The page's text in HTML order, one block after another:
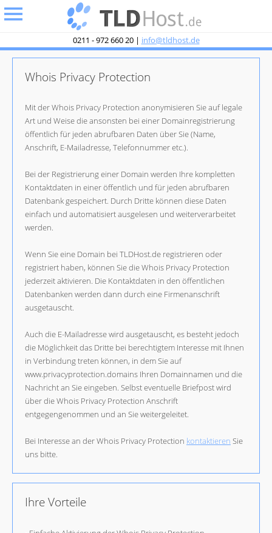
0211 - 972 660 20 | info@tldhost.de
Whois Privacy Protection
Mit der Whois Privacy Protection anonymisieren Sie auf legale
Art und Weise die ansonsten bei einer Domainregistrierung
öffentlich für jeden abrufbaren Daten über Sie (Name,
Anschrift, E-Mailadresse, Telefonnummer etc.).
Bei der Registrierung einer Domain werden Ihre kompletten
Kontaktdaten in einer öffentlich und für jeden abrufbaren
Datenbank gespeichert. Durch Dritte können diese Daten
einfach und automatisiert ausgelesen und weiterverarbeitet
werden.
Wenn Sie eine Domain bei TLDHost.de registrieren oder
registriert haben, können Sie die Whois Privacy Protection
jederzeit aktivieren. Die Kontaktdaten in den öffentlichen
Datenbanken werden dann durch eine Firmenanschrift
ausgetauscht.
Auch die E-Mailadresse wird ausgetauscht, es besteht jedoch
die Möglichkeit das Dritte bei berechtigtem Interesse mit Ihnen
in Verbindung treten können, in dem Sie auf
www.privacyprotection.domains Ihren Domainnamen und die
Nachricht an Sie eingeben. Selbst eventuelle Briefpost wird
über die Whois Privacy Protection Anschrift
entgegengenommen und an Sie weitergeleitet.
Bei Interesse an der Whois Privacy Protection kontaktieren Sie
uns bitte.
Ihre Vorteile
undefined